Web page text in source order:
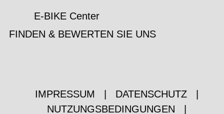
E-BIKE Center
FINDEN & BEWERTEN SIE UNS
IMPRESSUM DATENSCHUTZ
NUTZUNGSBEDINGUNGEN